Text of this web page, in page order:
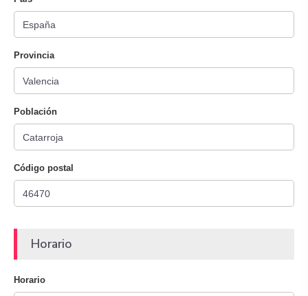
Provincia
Población
Código postal
Horario
Horario